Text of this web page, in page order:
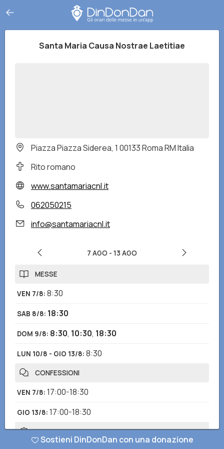
Santa Maria Causa Nostrae Laetitiae
Piazza Piazza Siderea, 1 00133 Roma RM Italia
Rito romano
www.santamariacnl.it
062050215
info@santamariacnl.it
7 AGO - 13 AGO
MESSE
VEN 7/8: 8:30
SAB 8/8: 18:30
DOM 9/8: 8:30, 10:30, 18:30
LUN 10/8 - GIO 13/8: 8:30
CONFESSIONI
VEN 7/8: 17:00-18:30
GIO 13/8: 17:00-18:30
ROSARIO
Sostieni DinDonDan con una donazione